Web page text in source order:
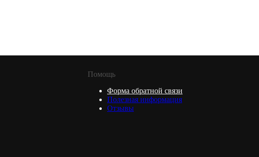
Помощь
Форма обратной связи
Полезная информация
Отзывы